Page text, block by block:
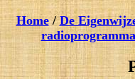
Home/De
radioprogramma